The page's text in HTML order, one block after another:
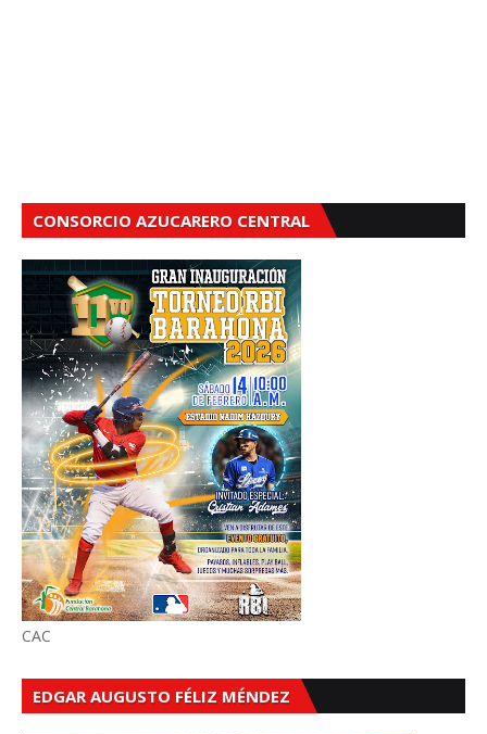
CONSORCIO AZUCARERO CENTRAL
CAC
EDGAR AUGUSTO FÉLIZ MÉNDEZ